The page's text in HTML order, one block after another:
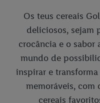
Os teus cereais
deliciosos, sejam
crocância e o sabor
mundo de
inspirar e
memoráveis, com
cereais